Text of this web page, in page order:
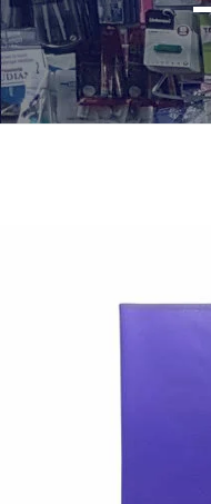
¿Quiénes Somos?
Contacto